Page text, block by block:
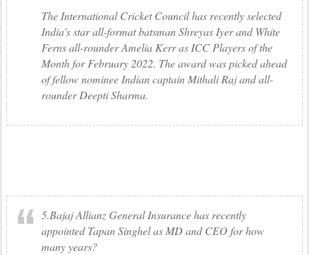
The International Cricket Council has recently selected
India's star all-format batsman Shreyas Iyer and White
Ferns all-rounder Amelia Kerr as ICC Players of the
Month for February 2022. The award was picked ahead
of fellow nominee Indian captain Mithali Raj and all-
rounder Deepti Sharma.
5.Bajaj Allianz General Insurance has recently
appointed Tapan Singhel as MD and CEO for how
many years?